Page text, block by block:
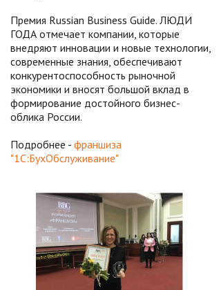
Премия Russian Business Guide. ЛЮДИ
ГОДА отмечает компании, которые
внедряют инновации и новые технологии,
современные знания, обеспечивают
конкурентоспособность рыночной
экономики и вносят большой вклад в
формирование достойного бизнес-
облика России.
Подробнее - франшиза
"1С:БухОбслуживание"